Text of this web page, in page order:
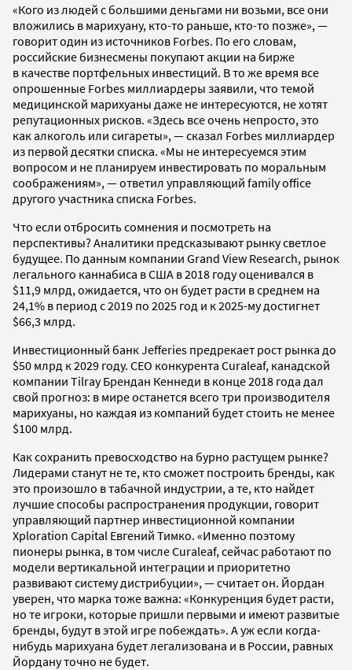
«Кого из людей с большими деньгами ни возьми, все они
вложились в марихуану, кто-то раньше, кто-то позже», —
говорит один из источников Forbes. По его словам,
российские бизнесмены покупают акции на бирже
в качестве портфельных инвестиций. В то же время все
опрошенные Forbes миллиардеры заявили, что темой
медицинской марихуаны даже не интересуются, не хотят
репутационных рисков. «Здесь все очень непросто, это
как алкоголь или сигареты», — сказал Forbes миллиардер
из первой десятки списка. «Мы не интересуемся этим
вопросом и не планируем инвестировать по моральным
соображениям», — ответил управляющий family office
другого участника списка Forbes.
Что если отбросить сомнения и посмотреть на
перспективы? Аналитики предсказывают рынку светлое
будущее. По данным компании Grand View Research, рынок
легального каннабиса в США в 2018 году оценивался в
$11,9 млрд, ожидается, что он будет расти в среднем на
24,1% в период с 2019 по 2025 год и к 2025-му достигнет
$66,3 млрд.
Инвестиционный банк Jefferies предрекает рост рынка до
$50 млрд к 2029 году. СЕО конкурента Curaleaf, канадской
компании Tilray Брендан Кеннеди в конце 2018 года дал
свой прогноз: в мире останется всего три производителя
марихуаны, но каждая из компаний будет стоить не менее
$100 млрд.
Как сохранить превосходство на бурно растущем рынке?
Лидерами станут не те, кто сможет построить бренды, как
это произошло в табачной индустрии, а те, кто найдет
лучшие способы распространения продукции, говорит
управляющий партнер инвестиционной компании
Xploration Capital Евгений Тимко. «Именно поэтому
пионеры рынка, в том числе Curaleaf, сейчас работают по
модели вертикальной интеграции и приоритетно
развивают систему дистрибуции», — считает он. Йордан
уверен, что марка тоже важна: «Конкуренция будет расти,
но те игроки, которые пришли первыми и имеют развитые
бренды, будут в этой игре побеждать». А уж если когда-
нибудь марихуана будет легализована и в России, равных
Йордану точно не будет.